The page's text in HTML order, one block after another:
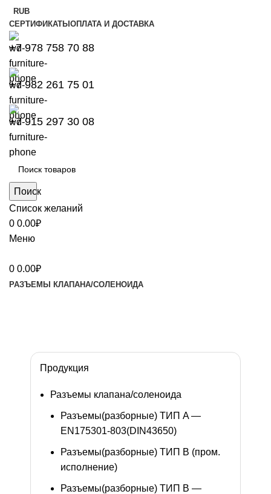
RUB
СЕРТИФИКАТЫОПЛАТА И ДОСТАВКА
+7 978 758 70 88
+7 982 261 75 01
+7 915 297 30 08
Поиск
Список желаний
0 0.00₽
Меню
0 0.00₽
РАЗЪЕМЫ КЛАПАНА/СОЛЕНОИДА
Продукция
Разъемы клапана/соленоида
Разъемы(разборные) ТИП A —
EN175301-803(DIN43650)
Разъемы(разборные) ТИП В (пром.
исполнение)
Разъемы(разборные) ТИП B —